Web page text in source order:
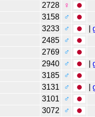
2728
♀
3158
♂
3233 ♂ |
2485
♂
2769
♂
2940 ♂ |
3185
♂
3131 ♂ |
3101
♂
3072
♂